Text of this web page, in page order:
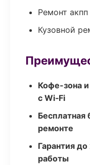
Ремонт
Кузовной
Кофе-зона
с Wi‑Fi
Бесплатная
ремонте
Гарантия
работы